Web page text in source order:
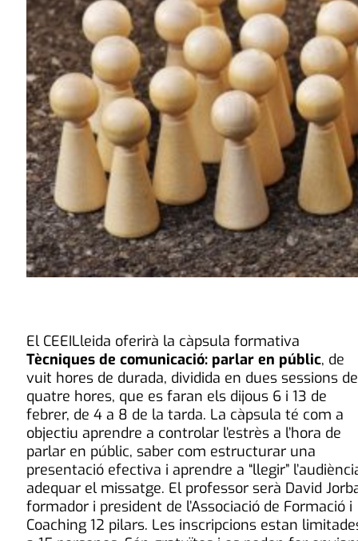
El CEEILleida oferirà la càpsula formativa
Tècniques de comunicació: parlar en públic, de
vuit hores de durada, dividida en dues sessions de
quatre hores, que es faran els dijous 6 i 13 de
febrer, de 4 a 8 de la tarda. La càpsula té com a
objectiu aprendre a controlar l’estrès a l’hora de
parlar en públic, saber com estructurar una
presentació efectiva i aprendre a “llegir”
adequar el missatge. El professor serà David
formador i president de l’Associació de Formació i
Coaching 12 pilars. Les inscripcions estan